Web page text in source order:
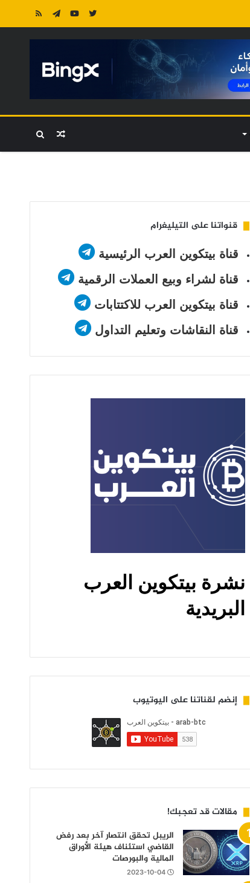
بحث مقال
قنواتنا على التيليغرام
قناة بيتكوين العرب الرئيسية
قناة لشراء وبيع العملات الرقمية
قناة بيتكوين العرب للاكتتابات
قناة النقاشات وتعليم التداول
إنضم لقناتنا على اليوتيوب
مقالات قد تعجبك!
الريبل تحقق انتصار آخر بعد رفض
القاضي استئناف هيئة الأوراق
المالية والبورصات
2023-10-04